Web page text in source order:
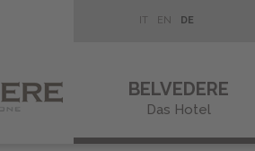
IT EN DE
BELVEDERE
Das Hotel